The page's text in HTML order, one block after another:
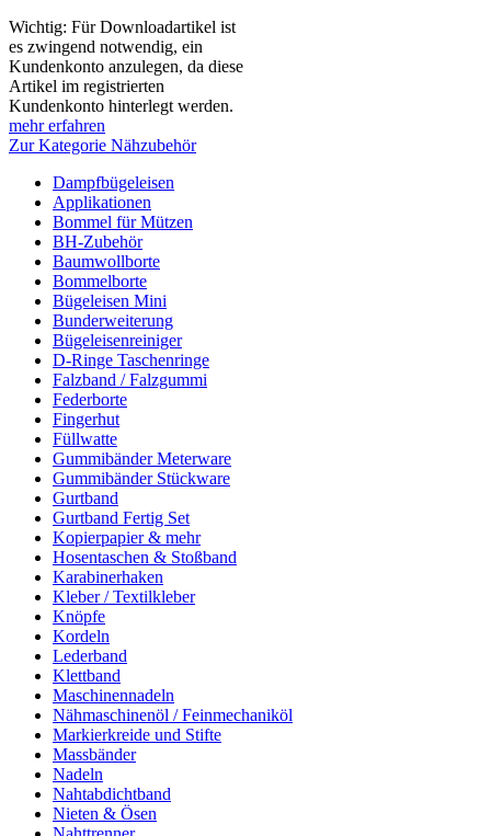
Wichtig: Für Downloadartikel ist
es zwingend notwendig, ein
Kundenkonto anzulegen, da diese
Artikel im registrierten
Kundenkonto hinterlegt werden.
mehr erfahren
Zur Kategorie Nähzubehör
Dampfbügeleisen
Applikationen
Bommel für Mützen
BH-Zubehör
Baumwollborte
Bommelborte
Bügeleisen Mini
Bunderweiterung
Bügeleisenreiniger
D-Ringe Taschenringe
Falzband / Falzgummi
Federborte
Fingerhut
Füllwatte
Gummibänder Meterware
Gummibänder Stückware
Gurtband
Gurtband Fertig Set
Kopierpapier & mehr
Hosentaschen & Stoßband
Karabinerhaken
Kleber / Textilkleber
Knöpfe
Kordeln
Lederband
Klettband
Maschinennadeln
Nähmaschinenöl / Feinmechaniköl
Markierkreide und Stifte
Massbänder
Nadeln
Nahtabdichtband
Nieten & Ösen